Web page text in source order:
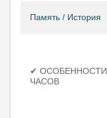
Память / История
✔ ОСОБЕННОСТИ
ЧАСОВ